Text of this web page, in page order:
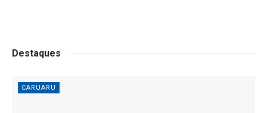
Destaques
CARUARU